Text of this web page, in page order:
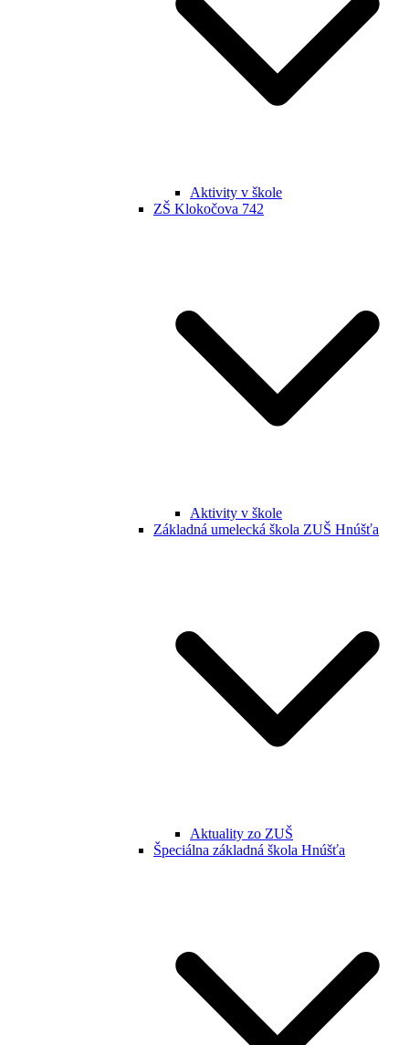
Aktivity v škole
ZŠ Klokočova 742
Aktivity v škole
Základná umelecká škola ZUŠ Hnúšťa
Aktuality zo ZUŠ
Špeciálna základná škola Hnúšťa